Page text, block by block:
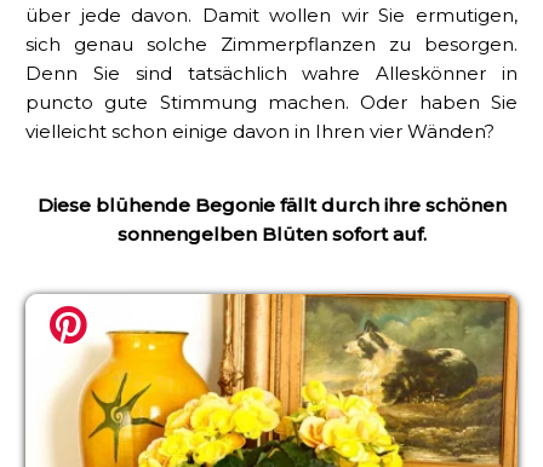
über jede davon. Damit wollen wir Sie ermutigen,
sich genau solche Zimmerpflanzen zu besorgen.
Denn Sie sind tatsächlich wahre Alleskönner in
puncto gute Stimmung machen. Oder haben Sie
vielleicht schon einige davon in Ihren vier Wänden?
Diese blühende Begonie fällt durch ihre schönen
sonnengelben Blüten sofort auf.